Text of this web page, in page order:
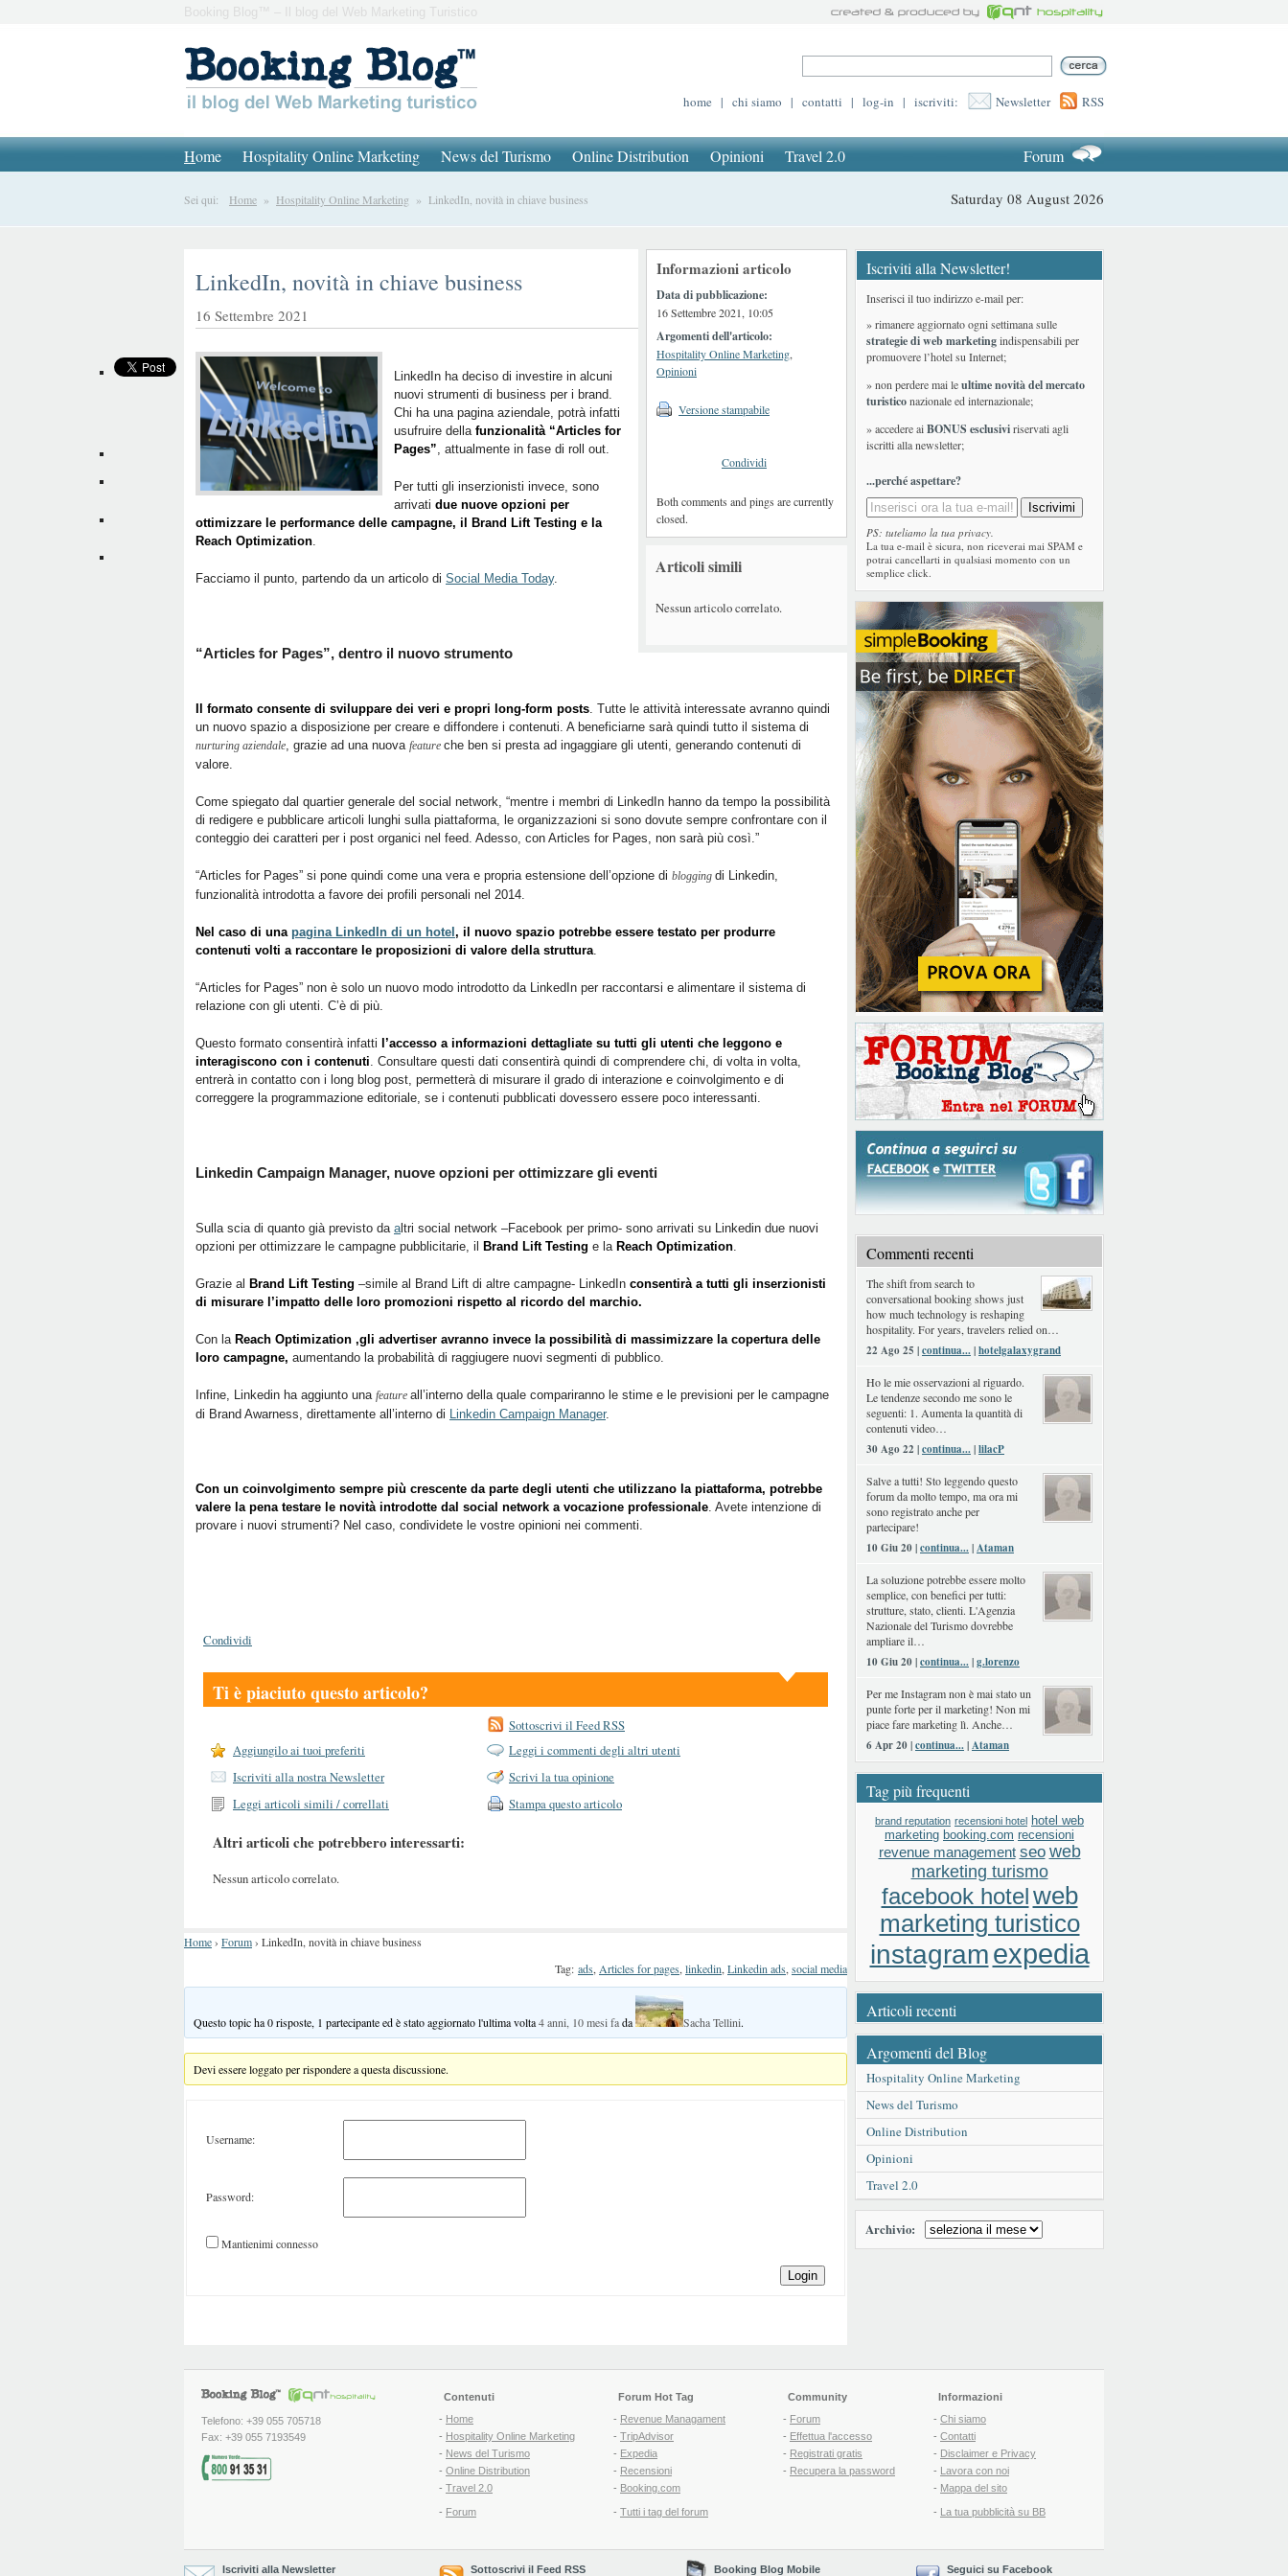
Booking Blog™ – Il blog del Web Marketing Turistico
home | chi siamo | contatti | log-in | iscriviti: Newsletter RSS
Home Hospitality Online Marketing News del Turismo Online Distribution Opinioni Travel 2.0 Forum
Sei qui: Home » Hospitality Online Marketing » LinkedIn, novità in chiave business Saturday 08 August 2026
Informazioni articolo
Data di pubblicazione:
16 Settembre 2021, 10:05
Argomenti dell'articolo:
Hospitality Online Marketing,
Opinioni
Versione stampabile
Condividi
Both comments and pings are currently
closed.
Articoli simili
Nessun articolo correlato.
LinkedIn, novità in chiave business
16 Settembre 2021
LinkedIn ha deciso di investire in alcuni
nuovi strumenti di business per i brand.
Chi ha una pagina aziendale, potrà infatti
usufruire della funzionalità “Articles for
Pages”, attualmente in fase di roll out.
Per tutti gli inserzionisti invece, sono
arrivati due nuove opzioni per
ottimizzare le performance delle campagne, il Brand Lift Testing e la
Reach Optimization.
Facciamo il punto, partendo da un articolo di Social Media Today.
“Articles for Pages”, dentro il nuovo strumento
Il formato consente di sviluppare dei veri e propri long-form posts. Tutte le attività interessate avranno quindi
un nuovo spazio a disposizione per creare e diffondere i contenuti. A beneficiarne sarà quindi tutto il sistema di
nurturing aziendale, grazie ad una nuova feature che ben si presta ad ingaggiare gli utenti, generando contenuti di
valore.
Come spiegato dal quartier generale del social network, “mentre i membri di LinkedIn hanno da tempo la possibilità
di redigere e pubblicare articoli lunghi sulla piattaforma, le organizzazioni si sono dovute sempre confrontare con il
conteggio dei caratteri per i post organici nel feed. Adesso, con Articles for Pages, non sarà più così.”
“Articles for Pages” si pone quindi come una vera e propria estensione dell’opzione di blogging di Linkedin,
funzionalità introdotta a favore dei profili personali nel 2014.
Nel caso di una pagina LinkedIn di un hotel , il nuovo spazio potrebbe essere testato per produrre
contenuti volti a raccontare le proposizioni di valore della struttura.
“Articles for Pages” non è solo un nuovo modo introdotto da LinkedIn per raccontarsi e alimentare il sistema di
relazione con gli utenti. C’è di più.
Questo formato consentirà infatti l’accesso a informazioni dettagliate su tutti gli utenti che leggono e
interagiscono con i contenuti. Consultare questi dati consentirà quindi di comprendere chi, di volta in volta,
entrerà in contatto con i long blog post, permetterà di misurare il grado di interazione e coinvolgimento e di
correggere la programmazione editoriale, se i contenuti pubblicati dovessero essere poco interessanti.
Linkedin Campaign Manager, nuove opzioni per ottimizzare gli eventi
Sulla scia di quanto già previsto da altri social network –Facebook per primo- sono arrivati su Linkedin due nuovi
opzioni per ottimizzare le campagne pubblicitarie, il
Brand Lift Testing e la Reach Optimization.
Grazie al Brand Lift Testing –simile al Brand Lift di altre campagne- LinkedIn consentirà a tutti gli inserzionisti
di misurare l’impatto delle loro promozioni rispetto al ricordo del marchio.
Con la Reach Optimization ,gli advertiser avranno invece la possibilità di massimizzare la copertura delle
loro campagne, aumentando la probabilità di raggiugere nuovi segmenti di pubblico.
Infine, Linkedin ha aggiunto una feature all’interno della quale compariranno le stime e le previsioni per le campagne
di Brand Awarness, direttamente all’interno di Linkedin Campaign Manager.
Con un coinvolgimento sempre più crescente da parte degli utenti che utilizzano la piattaforma, potrebbe
valere la pena testare le novità introdotte dal social network a vocazione professionale. Avete intenzione di
provare i nuovi strumenti? Nel caso, condividete le vostre opinioni nei commenti.
Condividi
Ti è piaciuto questo articolo?
Sottoscrivi il Feed RSS
Aggiungilo ai tuoi preferiti
Leggi i commenti degli altri utenti
Iscriviti alla nostra Newsletter
Scrivi la tua opinione
Leggi articoli simili / correllati
Stampa questo articolo
Altri articoli che potrebbero interessarti:
Nessun articolo correlato.
Home› Forum› LinkedIn, novità in chiave business
Tag: ads, Articles for pages, linkedin, Linkedin ads, social media
Questo topic ha 0 risposte, 1 partecipante ed è stato aggiornato l'ultima volta4 anni, 10 mesi fada Sacha Tellini.
Devi essere loggato per rispondere a questa discussione.
Username:
Password:
Mantienimi connesso
Login
Iscriviti alla Newsletter!
Inserisci il tuo indirizzo e-mail per:
» rimanere aggiornato ogni settimana sulle
strategie di web marketingindispensabili per
promuovere l’hotel su Internet;
» non perdere mai leultime novità del mercato
turisticonazionale ed internazionale;
» accedere aiBONUS esclusiviriservati agli
iscritti alla newsletter;
...perché aspettare?
PS: tuteliamo la tua privacy.
La tua e-mail è sicura, non riceverai mai SPAM e
potrai cancellarti in qualsiasi momento con un
semplice click.
Commenti recenti
The shift from search to
conversational booking shows just
how much technology is reshaping
hospitality. For years, travelers relied on…
22 Ago 25 |continua...|hotelgalaxygrand
Ho le mie osservazioni al riguardo.
Le tendenze secondo me sono le
seguenti: 1. Aumenta la quantità di
contenuti video…
30 Ago 22 |continua...|lilacP
Salve a tutti! Sto leggendo questo
forum da molto tempo, ma ora mi
sono registrato anche per
partecipare!
10 Giu 20 |continua...|Ataman
La soluzione potrebbe essere molto
semplice, con benefici per tutti:
strutture, stato, clienti. L'Agenzia
Nazionale del Turismo dovrebbe
ampliare il…
10 Giu 20 |continua...|g.lorenzo
Per me Instagram non è mai stato un
punte forte per il marketing! Non mi
piace fare marketing lì. Anche…
6 Apr 20 |continua...|Ataman
Tag più frequenti
brand reputation recensioni hotel hotel web
marketing booking.com recensioni
revenue management seo web
marketing turismo
facebook hotelweb
marketing turistico
instagramexpedia
Articoli recenti
Argomenti del Blog
Hospitality Online Marketing
News del Turismo
Online Distribution
Opinioni
Travel 2.0
Archivio:
Telefono: +39 055 705718
Fax: +39 055 7193549
Contenuti
- Home
- Hospitality Online Marketing
- News del Turismo
- Online Distribution
- Travel 2.0
- Forum
Forum Hot Tag
- Revenue Managament
- TripAdvisor
- Expedia
- Recensioni
- Booking.com
- Tutti i tag del forum
Community
- Forum
- Effettua l'accesso
- Registrati gratis
- Recupera la password
Informazioni
- Chi siamo
- Contatti
- Disclaimer e Privacy
- Lavora con noi
- Mappa del sito
- La tua pubblicità su BB
Iscriviti alla Newsletter
Sottoscrivi il Feed RSS
Booking Blog Mobile
Seguici su Facebook